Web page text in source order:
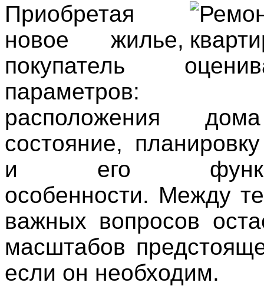
Приобретая
новое жилье,
покупатель
параметров:
расположения
состояние,
и его
особенности. Между
важных вопросов
масштабов
если он необходим.